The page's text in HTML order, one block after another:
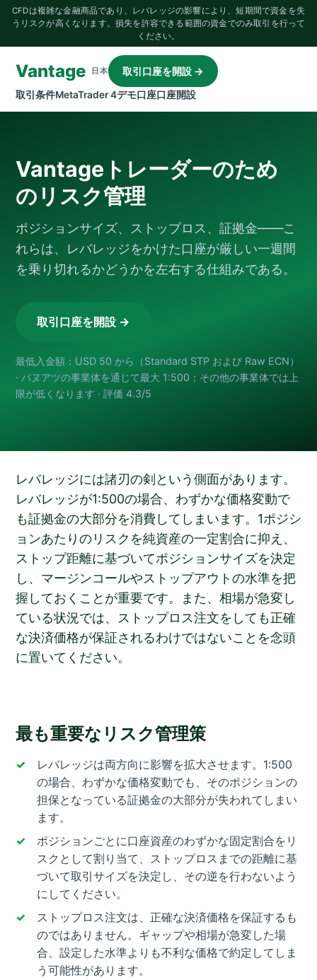
CFDは複雑な金融商品であり、レバレッジの影響により、短期間で資金を失
うリスクが高くなります。損失を許容できる範囲の資金でのみ取引を行って
ください。
Vantage 日本
取引条件MetaTrader 4デモ口座口座開設
取引口座を開設 →
Vantageトレーダーのため
のリスク管理
ポジションサイズ、ストップロス、証拠金――こ
れらは、レバレッジをかけた口座が厳しい一週間
を乗り切れるかどうかを左右する仕組みである。
取引口座を開設 →
最低入金額：USD 50 から（Standard STP および Raw ECN）
· バヌアツの事業体を通じて最大 1:500；その他の事業体では上
限が低くなります · 評価 4.3/5
レバレッジには諸刃の剣という側面があります。
レバレッジが1:500の場合、わずかな価格変動で
も証拠金の大部分を消費してしまいます。1ポジシ
ョンあたりのリスクを純資産の一定割合に抑え、
ストップ距離に基づいてポジションサイズを決定
し、マージンコールやストップアウトの水準を把
握しておくことが重要です。また、相場が急変し
ている状況では、ストップロス注文をしても正確
な決済価格が保証されるわけではないことを念頭
に置いてください。
最も重要なリスク管理策
レバレッジは両方向に影響を拡大させます。1:500
の場合、わずかな価格変動でも、そのポジションの
担保となっている証拠金の大部分が失われてしまい
ます。
ポジションごとに口座資産のわずかな固定割合をリ
スクとして割り当て、ストップロスまでの距離に基
づいて取引サイズを決定し、その逆を行わないよう
にしてください。
ストップロス注文は、正確な決済価格を保証するも
のではありません。ギャップや相場が急変した場
合、設定した水準よりも不利な価格で約定してしま
う可能性があります。